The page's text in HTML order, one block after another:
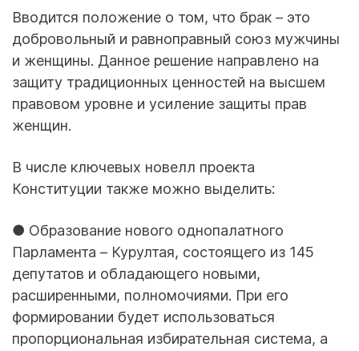
Вводится положение о том, что брак – это
добровольный и равноправный союз мужчины
и женщины. Данное решение направлено на
защиту традиционных ценностей на высшем
правовом уровне и усиление защиты прав
женщин.
В числе ключевых новелл проекта
Конституции также можно выделить:
● Образование нового однопалатного
Парламента – Курултая, состоящего из 145
депутатов и обладающего новыми,
расширенными, полномочиями. При его
формировании будет использоваться
пропорциональная избирательная система, а